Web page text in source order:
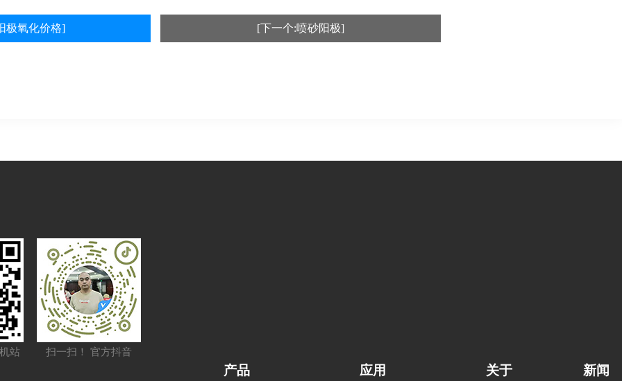
极氧化价格] [下一个:喷砂阳极]
站 扫一扫！ 官方抖音
产品 应用 关于 新闻